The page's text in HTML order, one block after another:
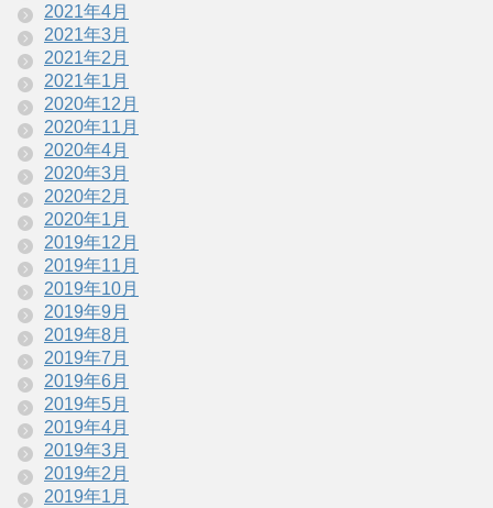
2021年4月
2021年3月
2021年2月
2021年1月
2020年12月
2020年11月
2020年4月
2020年3月
2020年2月
2020年1月
2019年12月
2019年11月
2019年10月
2019年9月
2019年8月
2019年7月
2019年6月
2019年5月
2019年4月
2019年3月
2019年2月
2019年1月